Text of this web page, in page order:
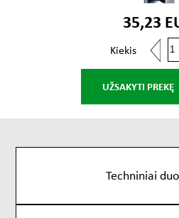
35,23
Kiekis
UŽSAKYTI PREKĘ
Techniniai